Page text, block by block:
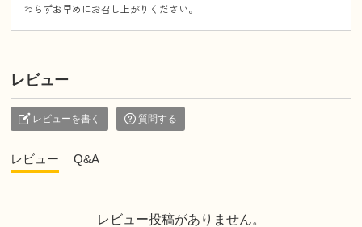
わらずお早めにお召し上がりください。
レビュー
レビューを書く 質問する
レビュー Q&A
レビュー投稿がありません。